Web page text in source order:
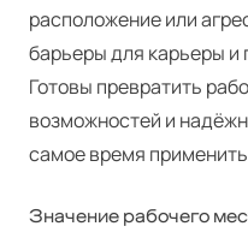
расположение или
барьеры для карьеры и
Готовы превратить
возможностей и
самое время
Значение рабочего